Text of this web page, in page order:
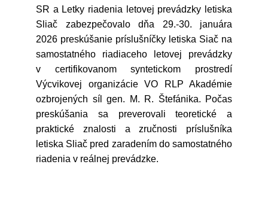
SR a Letky riadenia letovej prevádzky letiska
Sliač zabezpečovalo dňa 29.-30. januára
2026 preskúšanie príslušníčky letiska Siač na
samostatného riadiaceho letovej prevádzky
v certifikovanom syntetickom prostredí
Výcvikovej organizácie VO RLP Akadémie
ozbrojených síl gen. M. R. Štefánika. Počas
preskúšania sa preverovali teoretické a
praktické znalosti a zručnosti príslušníka
letiska Sliač pred zaradením do samostatného
riadenia v reálnej prevádzke.